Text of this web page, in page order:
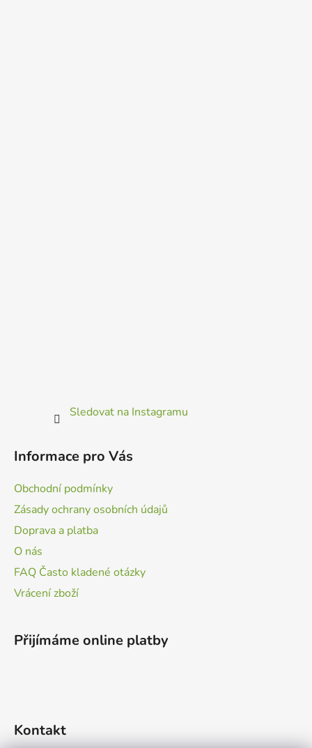
Sledovat na Instagramu
Informace pro Vás
Obchodní podmínky
Zásady ochrany osobních údajů
Doprava a platba
O nás
FAQ Často kladené otázky
Vrácení zboží
Přijímáme online platby
Kontakt